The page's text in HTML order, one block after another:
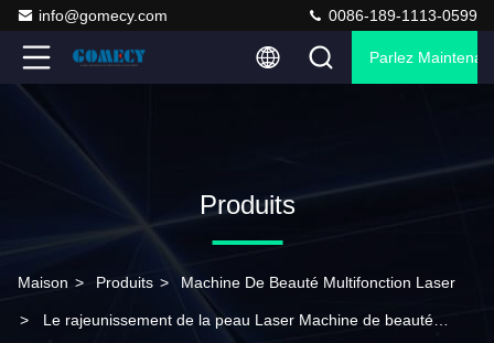
info@gomecy.com 0086-189-1113-0599
Parlez
Produits
Maison > Produits > Machine De Beauté Multifonction Laser
> Le rajeunissement de la peau Laser Machine de beauté